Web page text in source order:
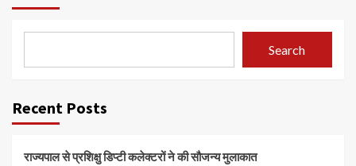
Search
Recent Posts
राज्यपाल से प्रशिक्षु डिप्टी कलेक्टरों ने की सौजन्य मुलाकात